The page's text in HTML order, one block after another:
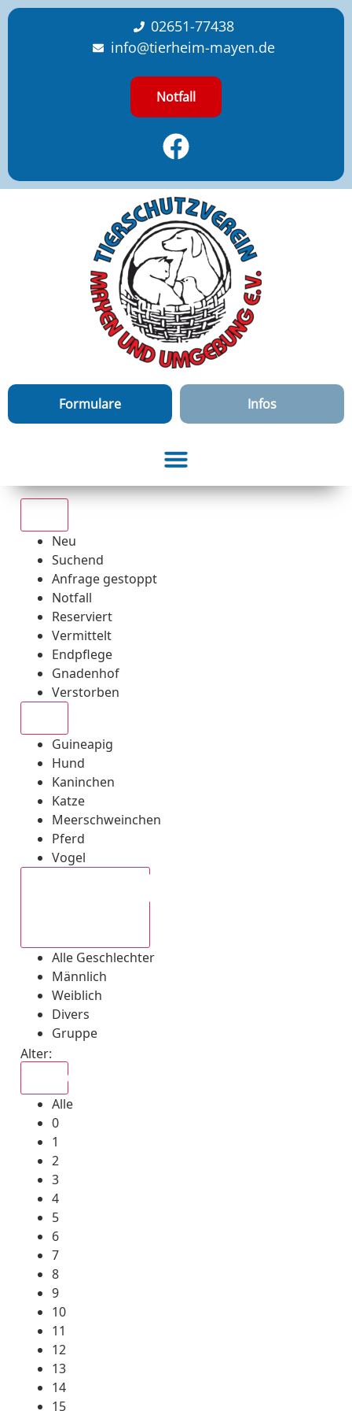
content
02651-77438
info@tierheim-mayen.de
Notfall
Formulare Infos
Neu
Suchend
Anfrage gestoppt
Notfall
Reserviert
Vermittelt
Endpflege
Gnadenhof
Verstorben
Guineapig
Hund
Kaninchen
Katze
Meerschweinchen
Pferd
Vogel
Alle Geschlechter
Männlich
Weiblich
Divers
Gruppe
Alter:
Alle
0
1
2
3
4
5
6
7
8
9
10
11
12
13
14
15